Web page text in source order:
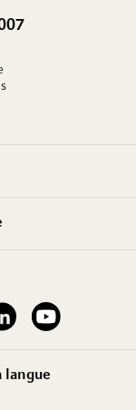
account
our LinkedInSee our YouTube channel
langue